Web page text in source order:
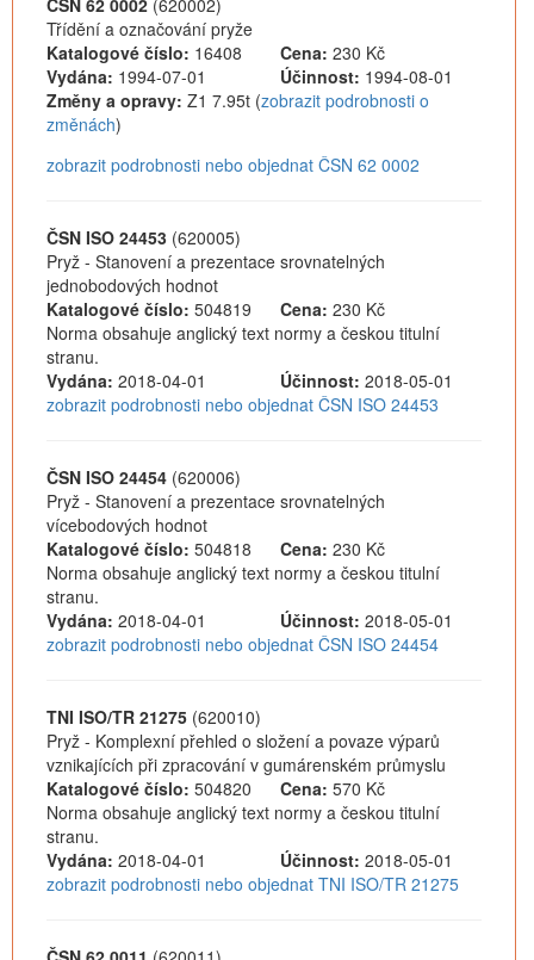
ČSN 62 0002 (620002)
Třídění a označování pryže
Katalogové číslo: 16408 Cena: 230 Kč
Vydána: 1994-07-01 Účinnost: 1994-08-01
Změny a opravy: Z1 7.95t (zobrazit podrobnosti o
změnách)
zobrazit podrobnosti nebo objednat ČSN 62 0002
ČSN ISO 24453 (620005)
Pryž - Stanovení a prezentace srovnatelných
jednobodových hodnot
Katalogové číslo: 504819 Cena: 230 Kč
Norma obsahuje anglický text normy a českou titulní
stranu.
Vydána: 2018-04-01 Účinnost: 2018-05-01
zobrazit podrobnosti nebo objednat ČSN ISO 24453
ČSN ISO 24454 (620006)
Pryž - Stanovení a prezentace srovnatelných
vícebodových hodnot
Katalogové číslo: 504818 Cena: 230 Kč
Norma obsahuje anglický text normy a českou titulní
stranu.
Vydána: 2018-04-01 Účinnost: 2018-05-01
zobrazit podrobnosti nebo objednat ČSN ISO 24454
TNI ISO/TR 21275 (620010)
Pryž - Komplexní přehled o složení a povaze výparů
vznikajících při zpracování v gumárenském průmyslu
Katalogové číslo: 504820 Cena: 570 Kč
Norma obsahuje anglický text normy a českou titulní
stranu.
Vydána: 2018-04-01 Účinnost: 2018-05-01
zobrazit podrobnosti nebo objednat TNI ISO/TR 21275